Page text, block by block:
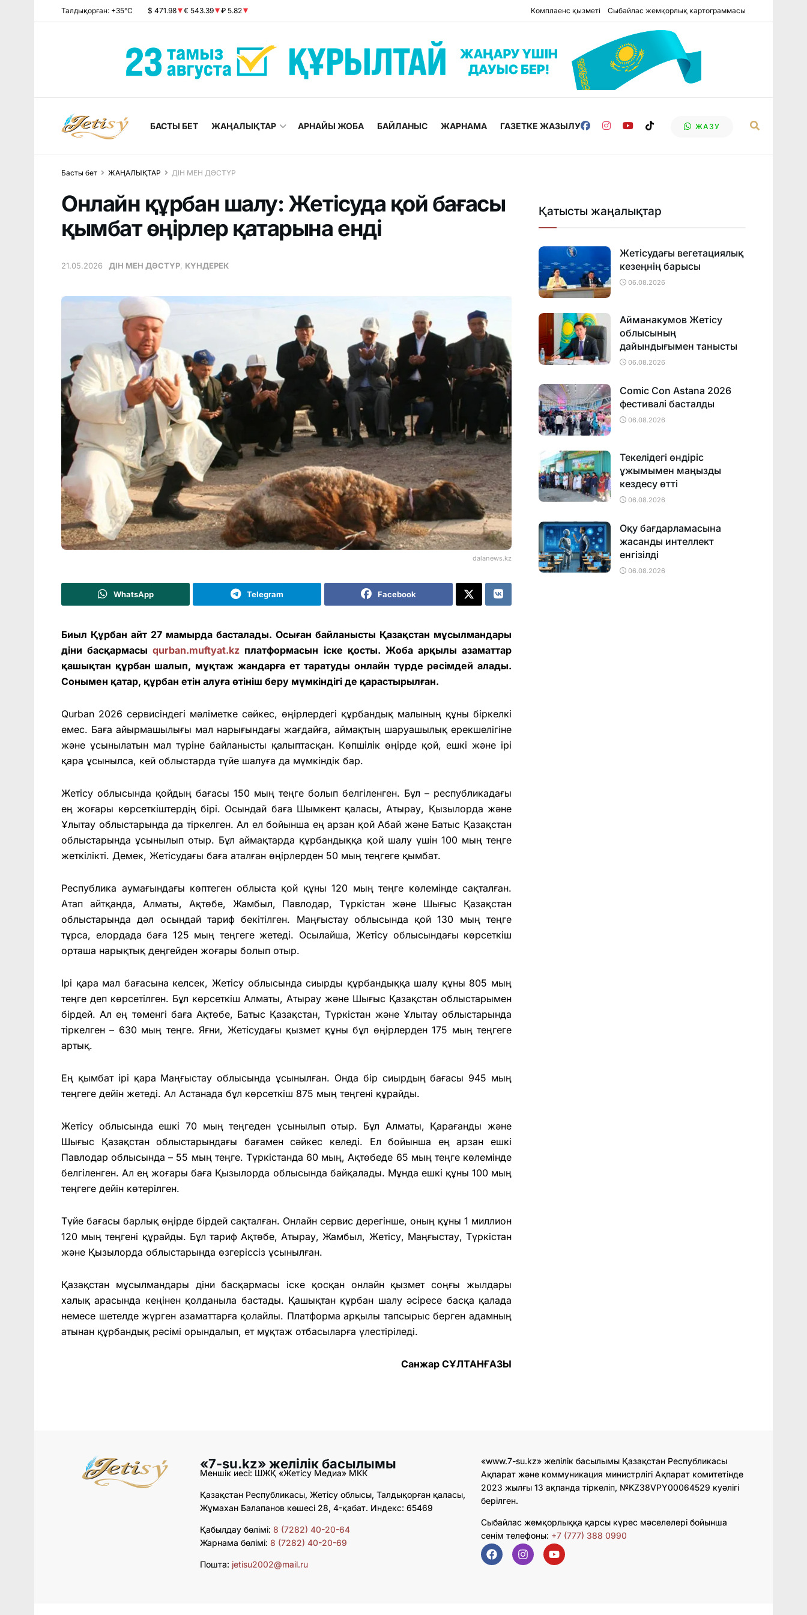
Талдықорған: +35°C $ 471.98 € 543.39 ₽ 5.82 Комплаенс қызметі Сыбайлас жемқорлық картограммасы
БАСТЫ БЕТ ЖАҢАЛЫҚТАР АРНАЙЫ ЖОБА БАЙЛАНЫС ЖАРНАМА ГАЗЕТКЕ ЖАЗЫЛУ ЖАЗУ
Басты бет ЖАҢАЛЫҚТАР ДІН МЕН ДӘСТҮР
Онлайн құрбан шалу: Жетісуда қой бағасы
қымбат өңірлер қатарына енді
21.05.2026 ДІН МЕН ДӘСТҮР, КҮНДЕРЕК
dalanews.kz
WhatsApp Telegram Facebook
Биыл Құрбан айт 27 мамырда басталады. Осыған байланысты Қазақстан мұсылмандары
діни басқармасыqurban.muftyat.kz платформасын іске қосты. Жоба арқылы азаматтар
қашықтан құрбан шалып, мұқтаж жандарға ет таратуды онлайн түрде рәсімдей алады.
Сонымен қатар, құрбан етін алуға өтініш беру мүмкіндігі де қарастырылған.
Qurban 2026 сервисіндегі мәліметке сәйкес, өңірлердегі құрбандық малының құны біркелкі
емес. Баға айырмашылығы мал нарығындағы жағдайға, аймақтың шаруашылық ерекшелігіне
және ұсынылатын мал түріне байланысты қалыптасқан. Көпшілік өңірде қой, ешкі және ірі
қара ұсынылса, кей облыстарда түйе шалуға да мүмкіндік бар.
Жетісу облысында қойдың бағасы 150 мың теңге болып белгіленген. Бұл – республикадағы
ең жоғары көрсеткіштердің бірі. Осындай баға Шымкент қаласы, Атырау, Қызылорда және
Ұлытау облыстарында да тіркелген. Ал ел бойынша ең арзан қой Абай және Батыс Қазақстан
облыстарында ұсынылып отыр. Бұл аймақтарда құрбандыққа қой шалу үшін 100 мың теңге
жеткілікті. Демек, Жетісудағы баға аталған өңірлерден 50 мың теңгеге қымбат.
Республика аумағындағы көптеген облыста қой құны 120 мың теңге көлемінде сақталған.
Атап айтқанда, Алматы, Ақтөбе, Жамбыл, Павлодар, Түркістан және Шығыс Қазақстан
облыстарында дәл осындай тариф бекітілген. Маңғыстау облысында қой 130 мың теңге
тұрса, елордада баға 125 мың теңгеге жетеді. Осылайша, Жетісу облысындағы көрсеткіш
орташа нарықтық деңгейден жоғары болып отыр.
Ірі қара мал бағасына келсек, Жетісу облысында сиырды құрбандыққа шалу құны 805 мың
теңге деп көрсетілген. Бұл көрсеткіш Алматы, Атырау және Шығыс Қазақстан облыстарымен
бірдей. Ал ең төменгі баға Ақтөбе, Батыс Қазақстан, Түркістан және Ұлытау облыстарында
тіркелген – 630 мың теңге. Яғни, Жетісудағы қызмет құны бұл өңірлерден 175 мың теңгеге
артық.
Ең қымбат ірі қара Маңғыстау облысында ұсынылған. Онда бір сиырдың бағасы 945 мың
теңгеге дейін жетеді. Ал Астанада бұл көрсеткіш 875 мың теңгені құрайды.
Жетісу облысында ешкі 70 мың теңгеден ұсынылып отыр. Бұл Алматы, Қарағанды және
Шығыс Қазақстан облыстарындағы бағамен сәйкес келеді. Ел бойынша ең арзан ешкі
Павлодар облысында – 55 мың теңге. Түркістанда 60 мың, Ақтөбеде 65 мың теңге көлемінде
белгіленген. Ал ең жоғары баға Қызылорда облысында байқалады. Мұнда ешкі құны 100 мың
теңгеге дейін көтерілген.
Түйе бағасы барлық өңірде бірдей сақталған. Онлайн сервис дерегінше, оның құны 1 миллион
120 мың теңгені құрайды. Бұл тариф Ақтөбе, Атырау, Жамбыл, Жетісу, Маңғыстау, Түркістан
және Қызылорда облыстарында өзгеріссіз ұсынылған.
Қазақстан мұсылмандары діни басқармасы іске қосқан онлайн қызмет соңғы жылдары
халық арасында кеңінен қолданыла бастады. Қашықтан құрбан шалу әсіресе басқа қалада
немесе шетелде жүрген азаматтарға қолайлы. Платформа арқылы тапсырыс берген адамның
атынан құрбандық рәсімі орындалып, ет мұқтаж отбасыларға үлестіріледі.
Санжар СҰЛТАНҒАЗЫ
Қатысты жаңалықтар
Жетісудағы вегетациялық
кезеңнің барысы
06.08.2026
Айманакумов Жетісу
облысының
дайындығымен танысты
06.08.2026
Comic Con Astana 2026
фестивалi басталды
06.08.2026
Текелідегі өндіріс
ұжымымен маңызды
кездесу өтті
06.08.2026
Оқу бағдарламасына
жасанды интеллект
енгізілді
06.08.2026
«7-su.kz» желілік басылымы
Меншік иесі: ШЖҚ «Жетісу Медиа» МКК
Қазақстан Республикасы, Жетісу облысы, Талдықорған қаласы,
Жұмахан Балапанов көшесі 28, 4-қабат. Индекс: 65469
Қабылдау бөлімі: 8 (7282) 40-20-64
Жарнама бөлімі: 8 (7282) 40-20-69
Пошта: jetisu2002@mail.ru
«www.7-su.kz» желілік басылымы Қазақстан Республикасы
Ақпарат және коммуникация министрлігі Ақпарат комитетінде
2023 жылғы 13 ақпанда тіркеліп, №KZ38VPY00064529 куәлігі
берілген.
Сыбайлас жемқорлыққа қарсы күрес мәселелері бойынша
сенім телефоны: +7 (777) 388 0990